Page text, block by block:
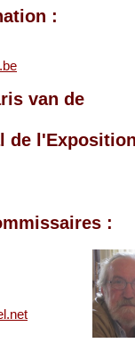
:
van de
de